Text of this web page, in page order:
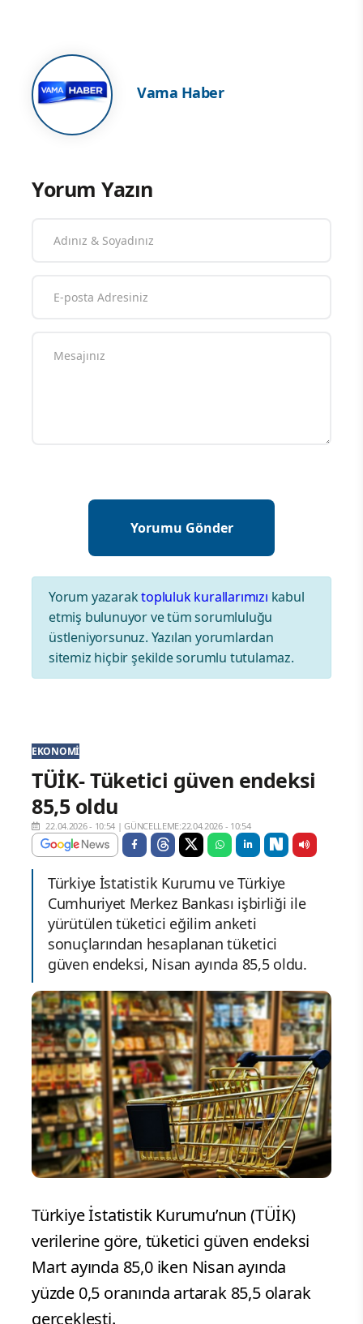
Vama Haber
Yorum Yazın
Yorum yazaraktopluluk kurallarımızı kabul
etmiş bulunuyor ve tüm sorumluluğu
üstleniyorsunuz. Yazılan yorumlardan
sitemiz hiçbir şekilde sorumlu tutulamaz.
EKONOMI
TÜİK- Tüketici güven endeksi
85,5 oldu
22.04.2026 - 10:54 |GÜNCELLEME:22.04.2026 - 10:54
Türkiye İstatistik Kurumu ve Türkiye
Cumhuriyet Merkez Bankası işbirliği ile
yürütülen tüketici eğilim anketi
sonuçlarından hesaplanan tüketici
güven endeksi, Nisan ayında 85,5 oldu.
Türkiye İstatistik Kurumu’nun (TÜİK)
verilerine göre, tüketici güven endeksi
Mart ayında 85,0 iken Nisan ayında
yüzde 0,5 oranında artarak 85,5 olarak
gerçekleşti.